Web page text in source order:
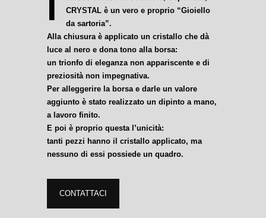
I
CRYSTAL è un vero e proprio “Gioiello
da sartoria”.
Alla chiusura è applicato un cristallo che dà
luce al nero e dona tono alla borsa:
un trionfo di eleganza non appariscente e di
preziosità non impegnativa.
Per alleggerire la borsa e darle un valore
aggiunto è stato realizzato un dipinto a mano,
a lavoro finito.
E poi è proprio questa l’unicità:
tanti pezzi hanno il cristallo applicato, ma
nessuno di essi possiede un quadro.
CONTATTACI